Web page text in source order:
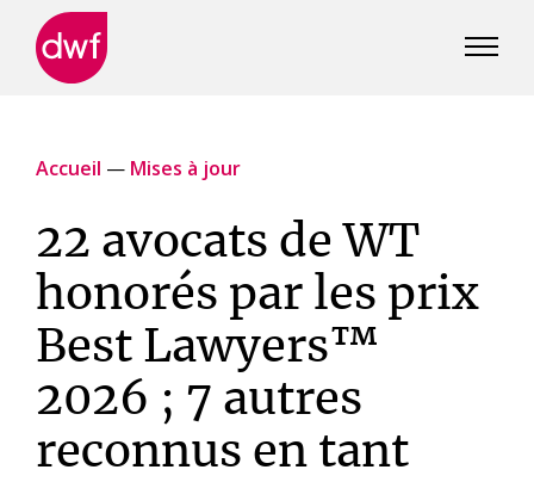
Accueil — Mises à jour
22 avocats de WT
honorés par les prix
Best Lawyers™
2026 ; 7 autres
reconnus en tant